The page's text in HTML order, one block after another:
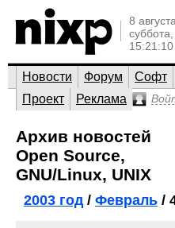
8
суббота,
Новости Форум Софт
Проект
Реклама
Архив новостей
Open Source,
GNU/Linux, UNIX
2003 год/ Февраль /